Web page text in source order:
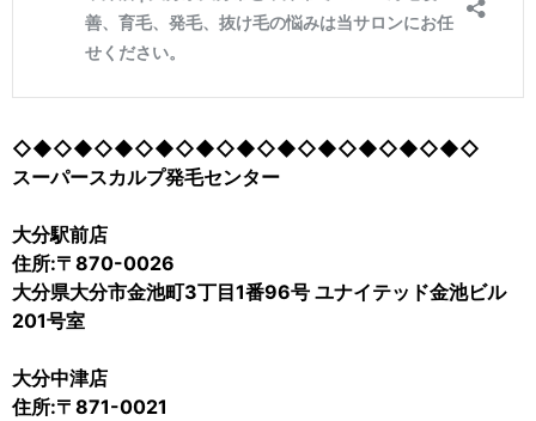
◇◆◇◆◇◆◇◆◇◆◇◆◇◆◇◆◇◆◇◆◇◆◇
スーパースカルプ発毛センター
大分駅前店
住所:〒870-0026
大分県大分市金池町3丁目1番96号 ユナイテッド金池ビル
201号室
大分中津店
住所:〒871-0021